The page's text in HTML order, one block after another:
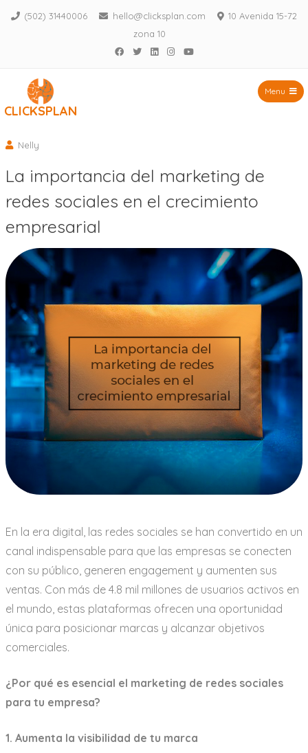
al
(502) 31440006 hello@clicksplan.com
10 Avenida 15-72
zona 10
Facebook
TwitterLinkedIn
InstagramYouTube
CLICKSPLAN
Menu
Nelly
La importancia del marketing de
redes sociales en el crecimiento
empresarial
En la era digital, las redes sociales se han convertido en un
canal indispensable para que las empresas se conecten
con su público, generen engagement y aumenten sus
ventas. Con más de 4.8 mil millones de usuarios activos en
el mundo, estas plataformas ofrecen una oportunidad
única para posicionar marcas y alcanzar objetivos
comerciales.
¿Por qué es esencial el marketing de redes sociales
para tu empresa?
1. Aumenta la visibilidad de tu marca